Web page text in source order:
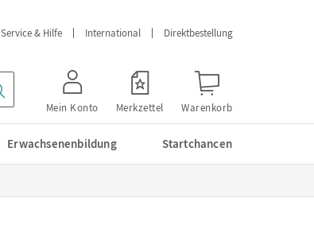
Service & Hilfe International Direktbestellung
Mein Konto Merkzettel Warenkorb
Erwachsenenbildung Startchancen